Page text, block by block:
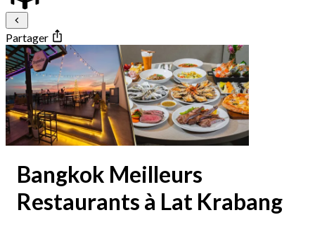
Partager
Bangkok Meilleurs
Restaurants à Lat Krabang